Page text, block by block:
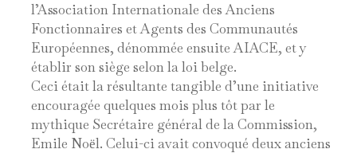
l’Association Internationale des Anciens
Fonctionnaires et Agents des Communautés
Européennes, dénommée ensuite AIACE, et y
établir son siège selon la loi belge.
Ceci était la résultante tangible d’une initiative
encouragée quelques mois plus tôt par le
mythique Secrétaire général de la Commission,
Emile Noёl. Celui-ci avait convoqué deux anciens